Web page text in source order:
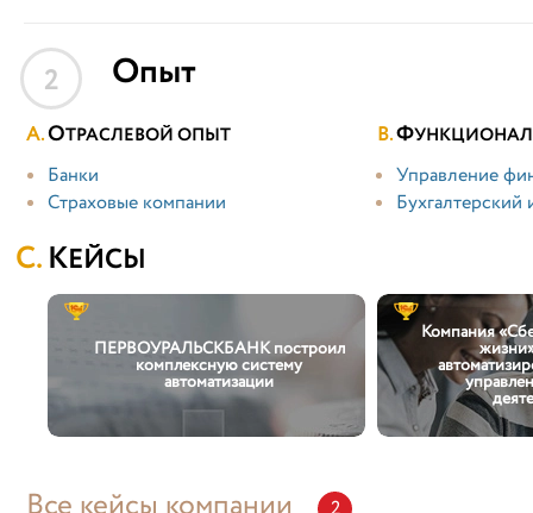
2 Опыт
ОТРАСЛЕВОЙ ОПЫТ
Банки
Страховые компании
Ф
Управление
Бухгалтерский
КЕЙСЫ
ПЕРВОУРАЛЬСКБАНК построил
комплексную систему
автоматизации
Компания